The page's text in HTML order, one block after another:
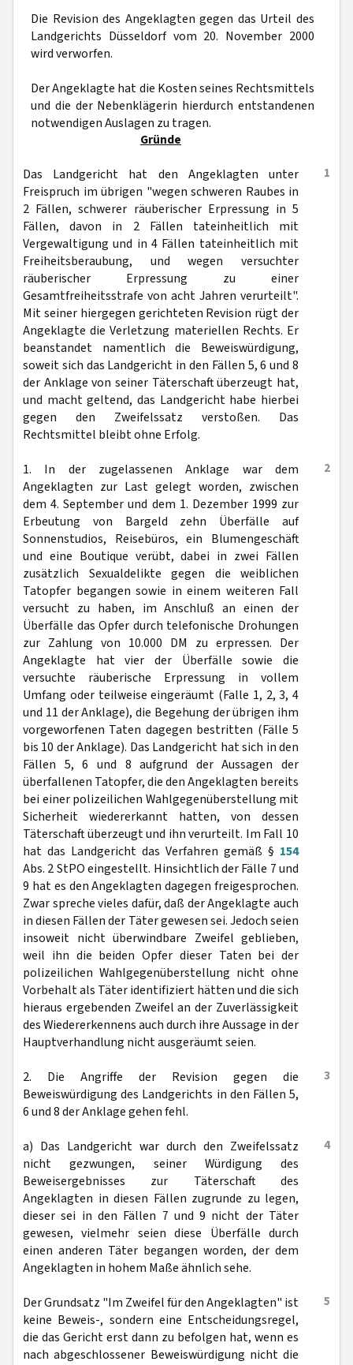
Die Revision des Angeklagten gegen das Urteil des
Landgerichts Düsseldorf vom 20. November 2000
wird verworfen.
Der Angeklagte hat die Kosten seines Rechtsmittels
und die der Nebenklägerin hierdurch entstandenen
notwendigen Auslagen zu tragen.
Gründe
1
Das Landgericht hat den Angeklagten unter
Freispruch im übrigen "wegen schweren Raubes in
2 Fällen, schwerer räuberischer Erpressung in 5
Fällen, davon in 2 Fällen tateinheitlich mit
Vergewaltigung und in 4 Fällen tateinheitlich mit
Freiheitsberaubung, und wegen versuchter
räuberischer Erpressung zu einer
Gesamtfreiheitsstrafe von acht Jahren verurteilt".
Mit seiner hiergegen gerichteten Revision rügt der
Angeklagte die Verletzung materiellen Rechts. Er
beanstandet namentlich die Beweiswürdigung,
soweit sich das Landgericht in den Fällen 5, 6 und 8
der Anklage von seiner Täterschaft überzeugt hat,
und macht geltend, das Landgericht habe hierbei
gegen den Zweifelssatz verstoßen. Das
Rechtsmittel bleibt ohne Erfolg.
2
1. In der zugelassenen Anklage war dem
Angeklagten zur Last gelegt worden, zwischen
dem 4. September und dem 1. Dezember 1999 zur
Erbeutung von Bargeld zehn Überfälle auf
Sonnenstudios, Reisebüros, ein Blumengeschäft
und eine Boutique verübt, dabei in zwei Fällen
zusätzlich Sexualdelikte gegen die weiblichen
Tatopfer begangen sowie in einem weiteren Fall
versucht zu haben, im Anschluß an einen der
Überfälle das Opfer durch telefonische Drohungen
zur Zahlung von 10.000 DM zu erpressen. Der
Angeklagte hat vier der Überfälle sowie die
versuchte räuberische Erpressung in vollem
Umfang oder teilweise eingeräumt (Falle 1, 2, 3, 4
und 11 der Anklage), die Begehung der übrigen ihm
vorgeworfenen Taten dagegen bestritten (Fälle 5
bis 10 der Anklage). Das Landgericht hat sich in den
Fällen 5, 6 und 8 aufgrund der Aussagen der
überfallenen Tatopfer, die den Angeklagten bereits
bei einer polizeilichen Wahlgegenüberstellung mit
Sicherheit wiedererkannt hatten, von dessen
Täterschaft überzeugt und ihn verurteilt. Im Fall 10
hat das Landgericht das Verfahren gemäß § 154
Abs. 2 StPO eingestellt. Hinsichtlich der Fälle 7 und
9 hat es den Angeklagten dagegen freigesprochen.
Zwar spreche vieles dafür, daß der Angeklagte auch
in diesen Fällen der Täter gewesen sei. Jedoch seien
insoweit nicht überwindbare Zweifel geblieben,
weil ihn die beiden Opfer dieser Taten bei der
polizeilichen Wahlgegenüberstellung nicht ohne
Vorbehalt als Täter identifiziert hätten und die sich
hieraus ergebenden Zweifel an der Zuverlässigkeit
des Wiedererkennens auch durch ihre Aussage in der
Hauptverhandlung nicht ausgeräumt seien.
3
2. Die Angriffe der Revision gegen die
Beweiswürdigung des Landgerichts in den Fällen 5,
6 und 8 der Anklage gehen fehl.
4
a) Das Landgericht war durch den Zweifelssatz
nicht gezwungen, seiner Würdigung des
Beweisergebnisses zur Täterschaft des
Angeklagten in diesen Fällen zugrunde zu legen,
dieser sei in den Fällen 7 und 9 nicht der Täter
gewesen, vielmehr seien diese Überfälle durch
einen anderen Täter begangen worden, der dem
Angeklagten in hohem Maße ähnlich sehe.
5
Der Grundsatz "Im Zweifel für den Angeklagten" ist
keine Beweis-, sondern eine Entscheidungsregel,
die das Gericht erst dann zu befolgen hat, wenn es
nach abgeschlossener Beweiswürdigung nicht die